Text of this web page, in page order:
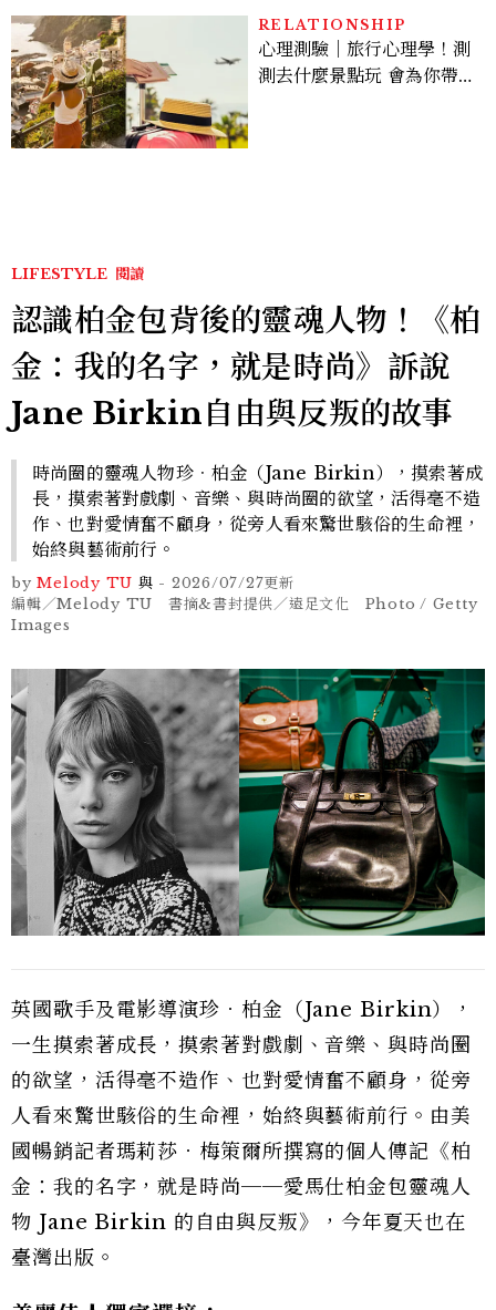
RELATIONSHIP
心理測驗｜旅行心理學！測
測去什麼景點玩 會為你帶來
LIFESTYLE 閱讀
認識柏金包背後的靈魂人物！《柏
金：我的名字，就是時尚》訴說
Jane Birkin自由與反叛的故事
時尚圈的靈魂人物珍．柏金（Jane Birkin），摸索著成
長，摸索著對戲劇、音樂、與時尚圈的欲望，活得毫不造
作、也對愛情奮不顧身，從旁人看來驚世駭俗的生命裡，
始終與藝術前行。
by Melody TU 與 - 2026/07/27更新
編輯／Melody TU 書摘&書封提供／遠足文化 Photo / Getty
Images
英國歌手及電影導演珍．柏金（Jane Birkin），
一生摸索著成長，摸索著對戲劇、音樂、與時尚圈
的欲望，活得毫不造作、也對愛情奮不顧身，從旁
人看來驚世駭俗的生命裡，始終與藝術前行。由美
國暢銷記者瑪莉莎．梅策爾所撰寫的個人傳記《柏
金：我的名字，就是時尚──愛馬仕柏金包靈魂人
物 Jane Birkin 的自由與反叛》，今年夏天也在
臺灣出版。